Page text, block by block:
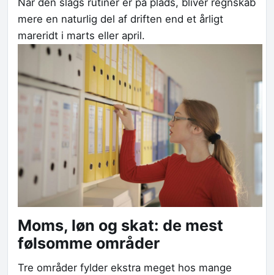
mere en naturlig del af driften end et årligt
mareridt i marts eller april.
Moms, løn og skat: de mest
følsomme områder
Tre områder fylder ekstra meget hos mange